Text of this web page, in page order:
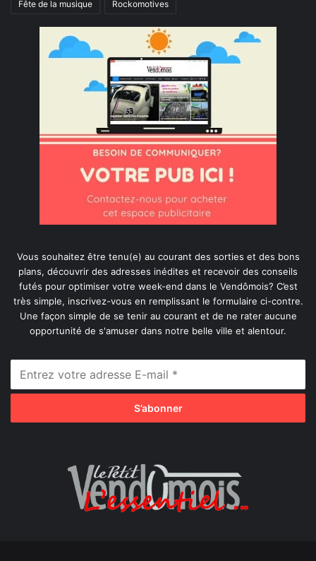
Fête de la musique Rockomotives
Vous souhaitez être tenu(e) au courant des sorties et des bons
plans, découvrir des adresses inédites et recevoir des conseils
futés pour optimiser votre week-end dans le Vendômois? C’est
très simple, inscrivez-vous en remplissant le formulaire ci-contre.
Une façon simple de se tenir au courant et de ne rater aucune
opportunité de s'amuser dans notre belle ville et alentour.